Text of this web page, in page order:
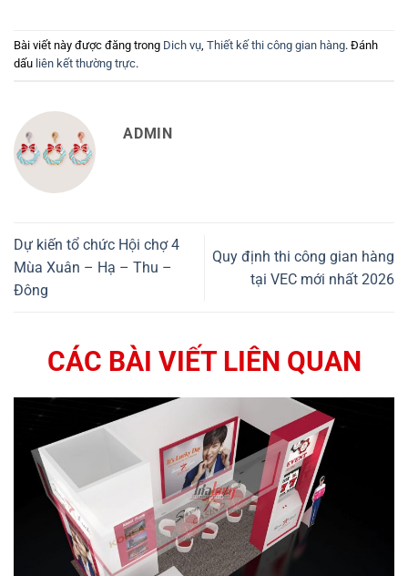
Bài viết này được đăng trong Dich vụ, Thiết kế thi công gian hàng. Đánh
dấu liên kết thường trực.
ADMIN
Dự kiến tổ chức Hội chợ 4
Mùa Xuân – Hạ – Thu –
Đông
Quy định thi công gian hàng
tại VEC mới nhất 2026
CÁC BÀI VIẾT LIÊN QUAN